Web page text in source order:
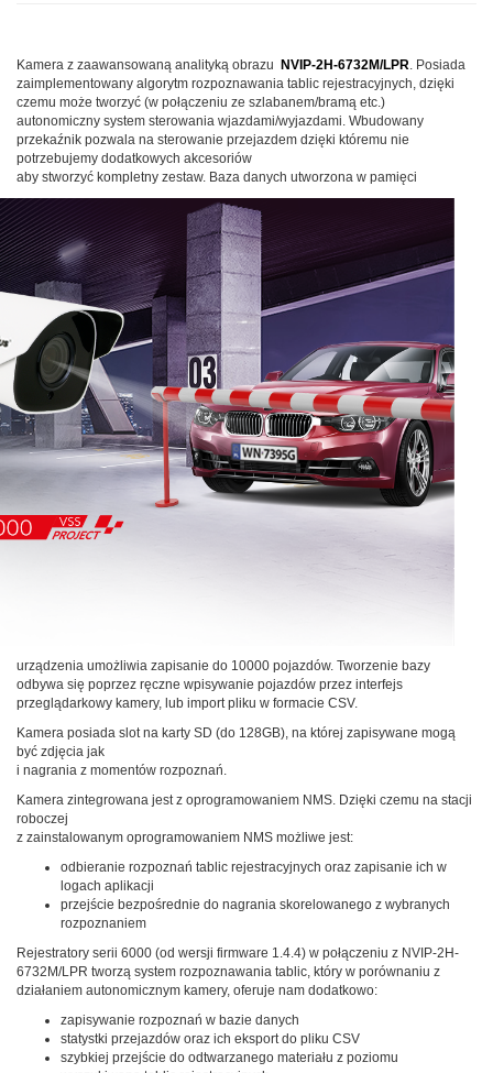
Kamera z zaawansowaną analityką obrazu NVIP-2H-6732M/LPR. Posiada
zaimplementowany algorytm rozpoznawania tablic rejestracyjnych, dzięki
czemu może tworzyć (w połączeniu ze szlabanem/bramą etc.)
autonomiczny system sterowania wjazdami/wyjazdami. Wbudowany
przekaźnik pozwala na sterowanie przejazdem dzięki któremu nie
potrzebujemy dodatkowych akcesoriów
aby stworzyć kompletny zestaw. Baza danych utworzona w pamięci
urządzenia umożliwia zapisanie do 10000 pojazdów. Tworzenie bazy
odbywa się poprzez ręczne wpisywanie pojazdów przez interfejs
przeglądarkowy kamery, lub import pliku w formacie CSV.
Kamera posiada slot na karty SD (do 128GB), na której zapisywane mogą
być zdjęcia jak
i nagrania z momentów rozpoznań.
Kamera zintegrowana jest z oprogramowaniem NMS. Dzięki czemu na stacji
roboczej
z zainstalowanym oprogramowaniem NMS możliwe jest:
odbieranie rozpoznań tablic rejestracyjnych oraz zapisanie ich w
logach aplikacji
przejście bezpośrednie do nagrania skorelowanego z wybranych
rozpoznaniem
Rejestratory serii 6000 (od wersji firmware 1.4.4) w połączeniu z NVIP-2H-
6732M/LPR tworzą system rozpoznawania tablic, który w porównaniu z
działaniem autonomicznym kamery, oferuje nam dodatkowo:
zapisywanie rozpoznań w bazie danych
statystki przejazdów oraz ich eksport do pliku CSV
szybkiej przejście do odtwarzanego materiału z poziomu